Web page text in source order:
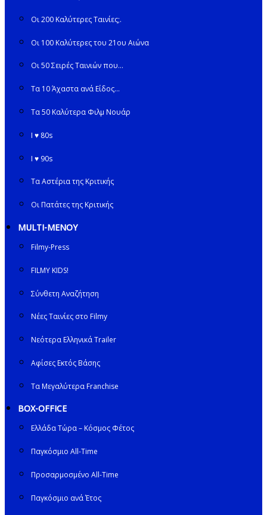
Οι 200 Καλύτερες Ταινίες;.
Οι 100 Καλύτερες του 21ου Αιώνα
Οι 50 Σειρές Ταινιών που…
Τα 10 Άχαστα ανά Είδος…
Τα 50 Καλύτερα Φιλμ Νουάρ
I ♥ 80s
I ♥ 90s
Τα Αστέρια της Κριτικής
Οι Πατάτες της Κριτικής
MULTI-ΜΕΝΟΥ
Filmy-Press
FILMY KIDS!
Σύνθετη Αναζήτηση
Νέες Ταινίες στο Filmy
Νεότερα Ελληνικά Trailer
Αφίσες Εκτός Βάσης
Τα Μεγαλύτερα Franchise
BOX-OFFICE
Ελλάδα Τώρα – Κόσμος Φέτος
Παγκόσμιο All-Time
Προσαρμοσμένο All-Time
Παγκόσμιο ανά Έτος